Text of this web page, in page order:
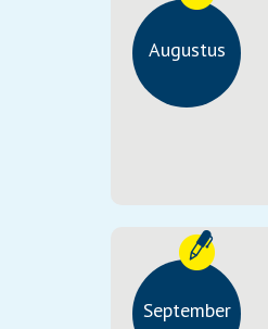
Augustus
September